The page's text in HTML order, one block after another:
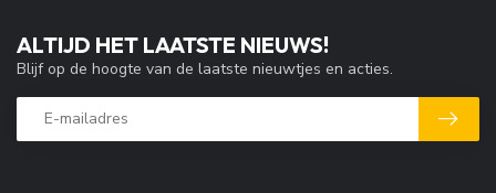
ALTIJD HET LAATSTE NIEUWS!
Blijf op de hoogte van de laatste nieuwtjes en acties.